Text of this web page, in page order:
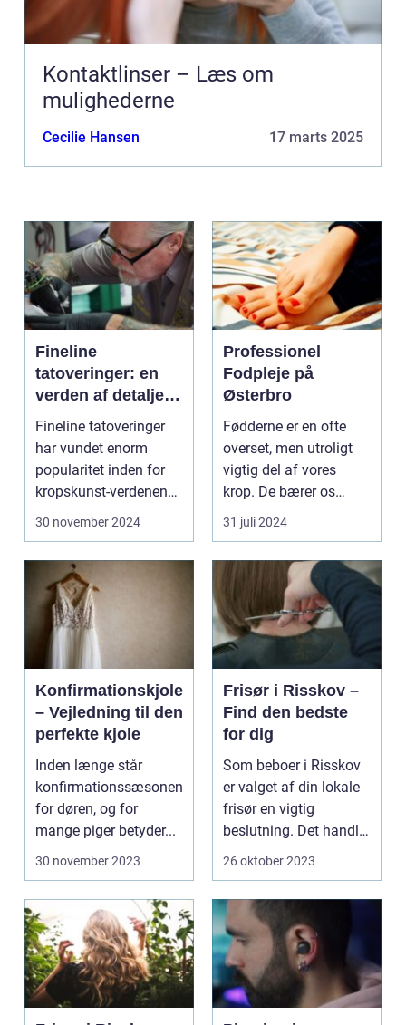
Kontaktlinser – Læs om
mulighederne
Cecilie Hansen 17 marts 2025
Fineline
tatoveringer: en
verden af detaljer
og elegance
Fineline tatoveringer
har vundet enorm
popularitet inden for
kropskunst-verdenen
de seneste år...
30 november 2024
Professionel
Fodpleje på
Østerbro
Fødderne er en ofte
overset, men utroligt
vigtig del af vores
krop. De bærer os
gennem ...
31 juli 2024
Konfirmationskjole
– Vejledning til den
perfekte kjole
Inden længe står
konfirmationssæsonen
for døren, og for
mange piger betyder...
30 november 2023
Frisør i Risskov –
Find den bedste
for dig
Som beboer i Risskov
er valget af din lokale
frisør en vigtig
beslutning. Det handler
om mere...
26 oktober 2023